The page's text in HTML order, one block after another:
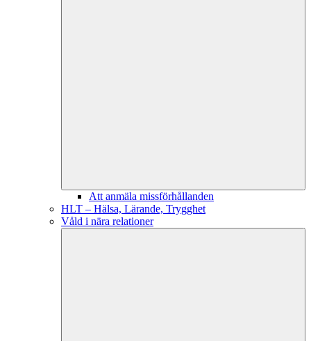
Att anmäla missförhållanden
HLT – Hälsa, Lärande, Trygghet
Våld i nära relationer